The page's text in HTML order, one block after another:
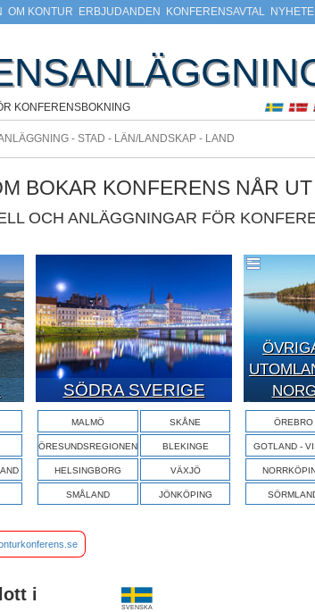
OM KONTUR ERBJUDANDEN KONFERENSAVTAL
KONFERENSBOKNING
BOKAR KONFERENS NÅR
OCH ANLÄGGNINGAR FÖR
SÖDRA SVERIGE
MALMÖ SKÅNE
ÖRESUNDSREGIONEN BLEKINGE
HELSINGBORG VÄXJÖ
SMÅLAND JÖNKÖPING
ÖREBRO
GOTLAND -
i
SVENSKA